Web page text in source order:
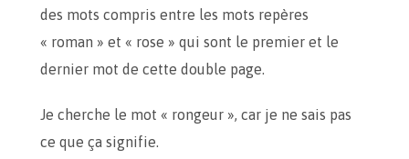
des mots compris entre les mots repères
« roman » et « rose » qui sont le premier et le
dernier mot de cette double page.
Je cherche le mot « rongeur », car je ne sais pas
ce que ça signifie.